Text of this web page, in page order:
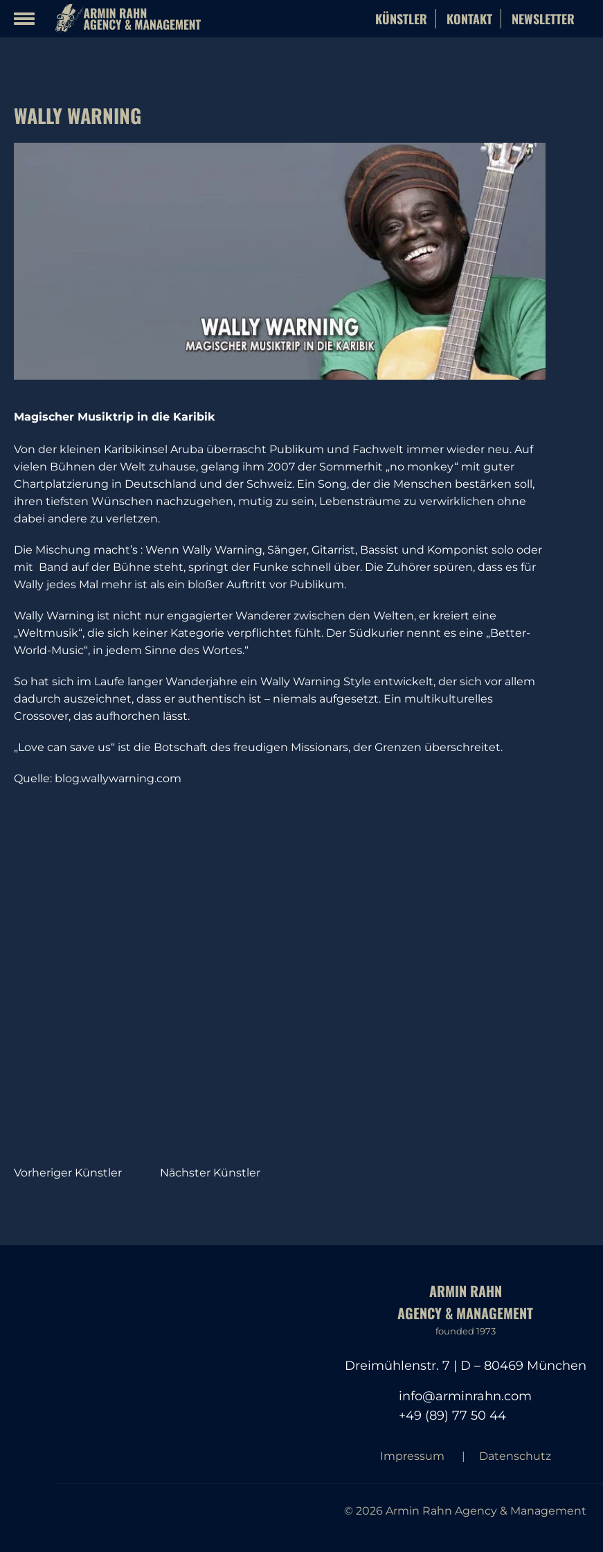
überspringen
KÜNSTLER KONTAKT NEWSLETTER
WALLY WARNING
Magischer Musiktrip in die Karibik
Von der kleinen Karibikinsel Aruba überrascht Publikum und Fachwelt immer wieder neu. Auf
vielen Bühnen der Welt zuhause, gelang ihm 2007 der Sommerhit „no monkey“ mit guter
Chartplatzierung in Deutschland und der Schweiz. Ein Song, der die Menschen bestärken soll,
ihren tiefsten Wünschen nachzugehen, mutig zu sein, Lebensträume zu verwirklichen ohne
dabei andere zu verletzen.
Die Mischung macht’s : Wenn Wally Warning, Sänger, Gitarrist, Bassist und Komponist solo oder
mit Band auf der Bühne steht, springt der Funke schnell über. Die Zuhörer spüren, dass es für
Wally jedes Mal mehr ist als ein bloßer Auftritt vor Publikum.
Wally Warning ist nicht nur engagierter Wanderer zwischen den Welten, er kreiert eine
„Weltmusik“, die sich keiner Kategorie verpflichtet fühlt. Der Südkurier nennt es eine „Better-
World-Music“, in jedem Sinne des Wortes.“
So hat sich im Laufe langer Wanderjahre ein Wally Warning Style entwickelt, der sich vor allem
dadurch auszeichnet, dass er authentisch ist – niemals aufgesetzt. Ein multikulturelles
Crossover, das aufhorchen lässt.
„Love can save us“ ist die Botschaft des freudigen Missionars, der Grenzen überschreitet.
Quelle: blog.wallywarning.com
Vorheriger Künstler Nächster Künstler
ARMIN RAHN
AGENCY & MANAGEMENT
founded 1973
Dreimühlenstr. 7 | D – 80469 München
info@arminrahn.com
+49 (89) 77 50 44
Impressum Datenschutz
© 2026 Armin Rahn Agency & Management